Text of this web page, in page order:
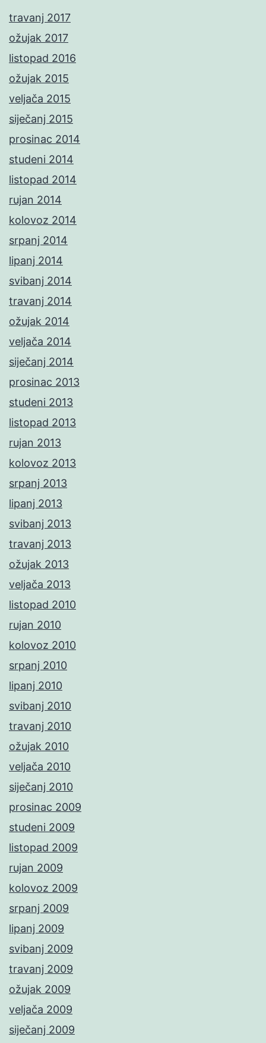
travanj 2017
ožujak 2017
listopad 2016
ožujak 2015
veljača 2015
siječanj 2015
prosinac 2014
studeni 2014
listopad 2014
rujan 2014
kolovoz 2014
srpanj 2014
lipanj 2014
svibanj 2014
travanj 2014
ožujak 2014
veljača 2014
siječanj 2014
prosinac 2013
studeni 2013
listopad 2013
rujan 2013
kolovoz 2013
srpanj 2013
lipanj 2013
svibanj 2013
travanj 2013
ožujak 2013
veljača 2013
listopad 2010
rujan 2010
kolovoz 2010
srpanj 2010
lipanj 2010
svibanj 2010
travanj 2010
ožujak 2010
veljača 2010
siječanj 2010
prosinac 2009
studeni 2009
listopad 2009
rujan 2009
kolovoz 2009
srpanj 2009
lipanj 2009
svibanj 2009
travanj 2009
ožujak 2009
veljača 2009
siječanj 2009